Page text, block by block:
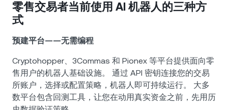
零售交易者当前使用 AI 机器人的三种方
式
预建平台——无需编程
Cryptohopper、3Commas 和 Pionex 等平台提供面向零
售用户的机器人基础设施。 通过 API 密钥连接您的交易
所账户，选择或配置策略，机器人即可持续运行。 大多
数平台包含回测工具，让您在动用真实资金之前，先用历